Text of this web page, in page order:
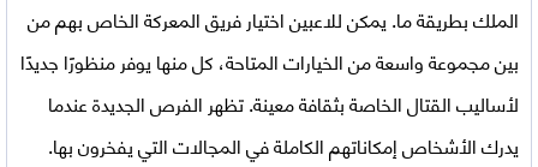
الملك بطريقة ما. يمكن للاعبين اختيار فريق المعركة الخاص بهم من
بين مجموعة واسعة من الخيارات المتاحة، كل منها يوفر منظورًا جديدًا
لأساليب القتال الخاصة بثقافة معينة. تظهر الفرص الجديدة عندما
يدرك الأشخاص إمكاناتهم الكاملة في المجالات التي يفخرون بها.